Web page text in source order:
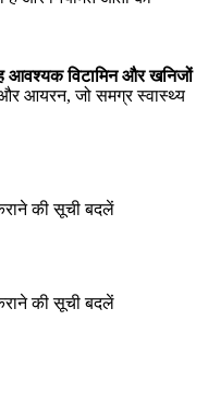
आवश्यक विटामिन और खनिजों
आयरन, जो समग्र स्वास्थ्य
की सूची बदलें
की सूची बदलें